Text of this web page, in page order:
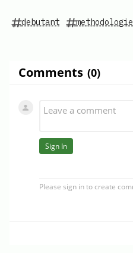
debutant methodologie